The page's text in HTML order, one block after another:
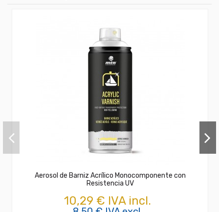
Aerosol de Barniz Acrílico Monocomponente con
Resistencia UV
10,29 € IVA incl.